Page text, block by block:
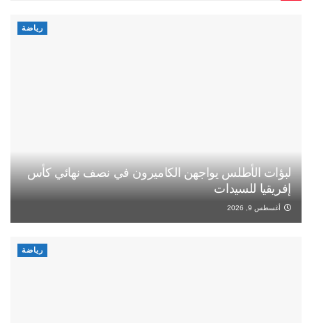
رياضة
لبؤات الأطلس يواجهن الكاميرون في نصف نهائي كأس
إفريقيا للسيدات
أغسطس 9, 2026
رياضة